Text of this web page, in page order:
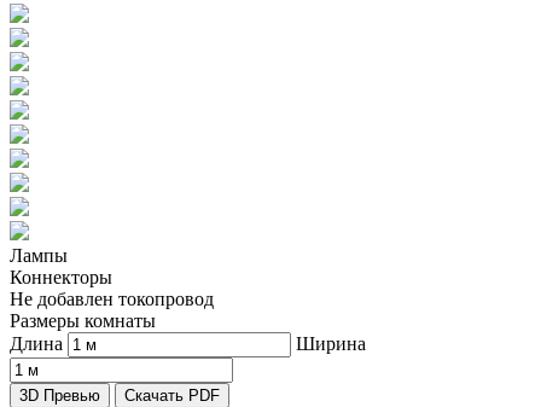
Лампы
Коннекторы
Не добавлен токопровод
Размеры комнаты
Длина
Ширина
3D Превью Скачать PDF